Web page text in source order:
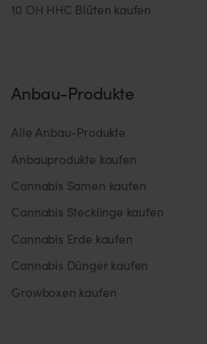
10 OH HHC Blüten kaufen
Anbau-Produkte
Alle Anbau-Produkte
Anbauprodukte kaufen
Cannabis Samen kaufen
Cannabis Stecklinge kaufen
Cannabis Erde kaufen
Cannabis Dünger kaufen
Growboxen kaufen